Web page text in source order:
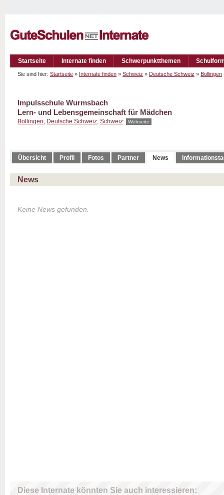
Startseite Internate finden Schwerpunktthemen
Sie sind hier: Startseite » Internate finden » Schweiz » Deutsche Schweiz » Bollingen
Impulsschule Wurmsbach
Lern- und Lebensgemeinschaft für Mädchen
Bollingen, Deutsche Schweiz, Schweiz Webseite
Übersicht Profil Fotos Partner News
News
Keine News gefunden.
Diese Internate könnten Sie auch interessieren: